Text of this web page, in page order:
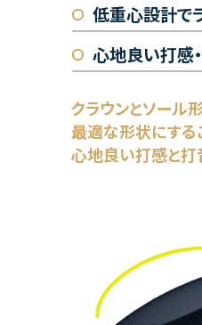
低重心設計で
心地良い打感
クラウンとソール
最適な形状にする
心地良い打感と打